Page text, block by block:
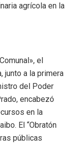
agrícola en la
el
junto a la primera
del Poder
encabezó
en la
El “Obratón
públicas